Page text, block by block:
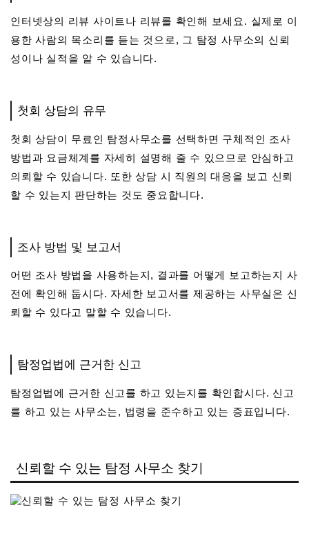
인터넷상의 리뷰 사이트나 리뷰를 확인해 보세요. 실제로 이
용한 사람의 목소리를 듣는 것으로, 그 탐정 사무소의 신뢰
성이나 실적을 알 수 있습니다.
첫회 상담의 유무
첫회 상담이 무료인 탐정사무소를 선택하면 구체적인 조사
방법과 요금체계를 자세히 설명해 줄 수 있으므로 안심하고
의뢰할 수 있습니다. 또한 상담 시 직원의 대응을 보고 신뢰
할 수 있는지 판단하는 것도 중요합니다.
조사 방법 및 보고서
어떤 조사 방법을 사용하는지, 결과를 어떻게 보고하는지 사
전에 확인해 둡시다. 자세한 보고서를 제공하는 사무실은 신
뢰할 수 있다고 말할 수 있습니다.
탐정업법에 근거한 신고
탐정업법에 근거한 신고를 하고 있는지를 확인합시다. 신고
를 하고 있는 사무소는, 법령을 준수하고 있는 증표입니다.
신뢰할 수 있는 탐정 사무소 찾기